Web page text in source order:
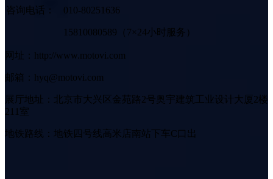
咨询电话： 010-80251636
15810080589（7×24小时服务）
网址：http://www.motovi.com
邮箱：hyq@motovi.com
展厅地址：北京市大兴区金苑路2号奥宇建筑工业设计大厦2楼
211室
地铁路线：地铁四号线高米店南站下车C口出